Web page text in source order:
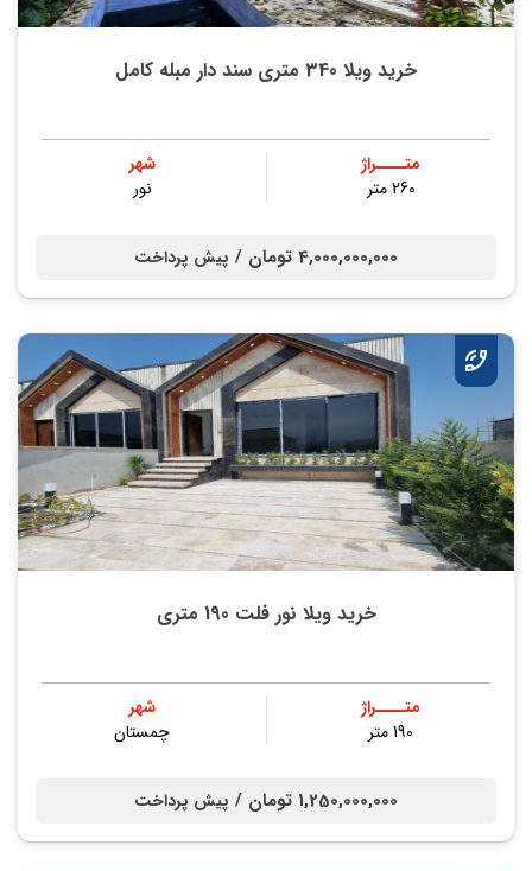
خرید ویلا 340 متری سند دار مبله کامل
متــــراژ
260 متر
شهر
نور
4,000,000,000 تومان / پیش پرداخت
خرید ویلا نور فلت 190 متری
متــــراژ
190 متر
شهر
چمستان
1,250,000,000 تومان / پیش پرداخت